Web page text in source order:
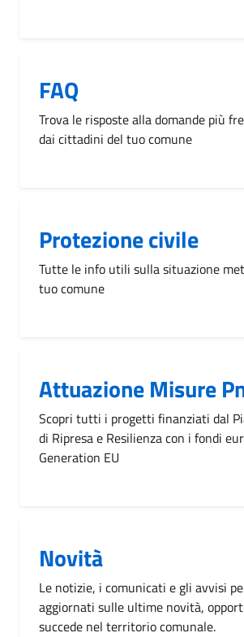
FAQ
Trova le risposte alla domande più
dai cittadini del tuo comune
Protezione civile
Tutte le info utili sulla situazione
tuo comune
Attuazione Misure
Scopri tutti i progetti finanziati dal
di Ripresa e Resilienza con i fondi
Generation EU
Novità
Le notizie, i comunicati e gli avvisi
aggiornati sulle ultime novità,
succede nel territorio comunale.